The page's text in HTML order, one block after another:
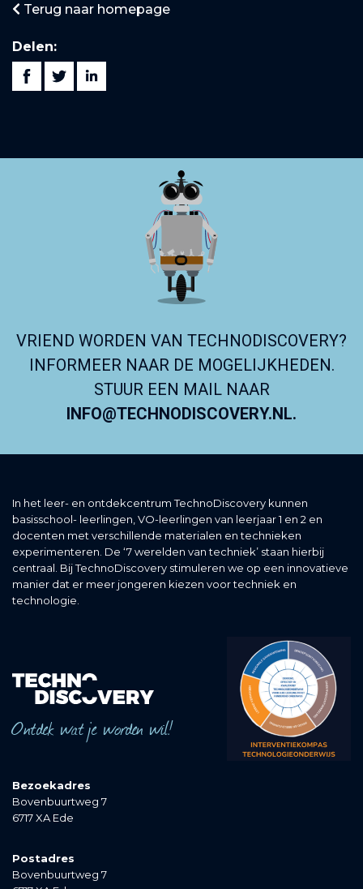
Terug naar homepage
Delen:
VRIEND WORDEN VAN TECHNODISCOVERY?
INFORMEER NAAR DE MOGELIJKHEDEN.
STUUR EEN MAIL NAAR
INFO@TECHNODISCOVERY.NL.
In het leer- en ontdekcentrum TechnoDiscovery kunnen
basisschool- leerlingen, VO-leerlingen van leerjaar 1 en 2 en
docenten met verschillende materialen en technieken
experimenteren. De ‘7 werelden van techniek’ staan hierbij
centraal. Bij TechnoDiscovery stimuleren we op een innovatieve
manier dat er meer jongeren kiezen voor techniek en
technologie.
Ontdek wat je worden wil!
Bezoekadres
Bovenbuurtweg 7
6717 XA Ede
Postadres
Bovenbuurtweg 7